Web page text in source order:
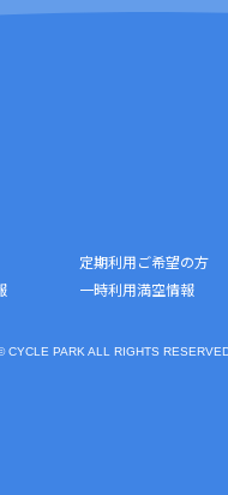
定期利用ご希望の方
一時利用満空情報
CYCLE PARK ALL RIGHTS